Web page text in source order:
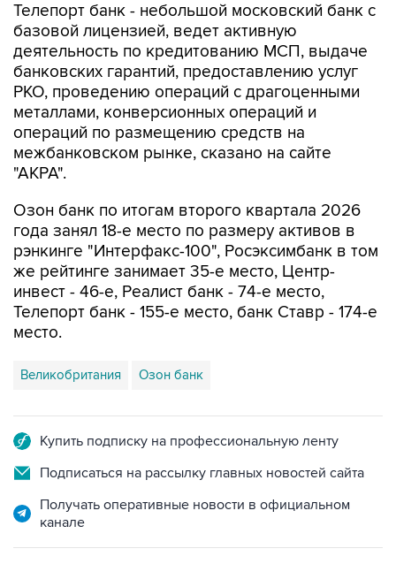
Телепорт банк - небольшой московский банк с
базовой лицензией, ведет активную
деятельность по кредитованию МСП, выдаче
банковских гарантий, предоставлению услуг
РКО, проведению операций с драгоценными
металлами, конверсионных операций и
операций по размещению средств на
межбанковском рынке, сказано на сайте
"АКРА".
Озон банк по итогам второго квартала 2026
года занял 18-е место по размеру активов в
рэнкинге "Интерфакс-100", Росэксимбанк в том
же рейтинге занимает 35-е место, Центр-
инвест - 46-е, Реалист банк - 74-е место,
Телепорт банк - 155-е место, банк Ставр - 174-е
место.
Великобритания Озон банк
Купить подписку на профессиональную ленту
Подписаться на рассылку главных новостей сайта
Получать оперативные новости в официальном
канале